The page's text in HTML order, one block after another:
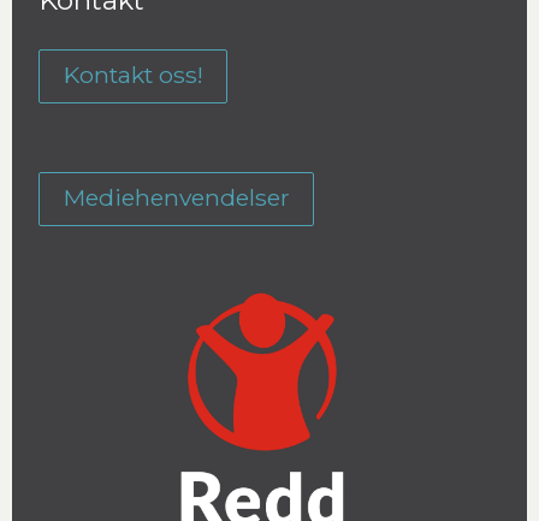
Kontakt oss!
Mediehenvendelser